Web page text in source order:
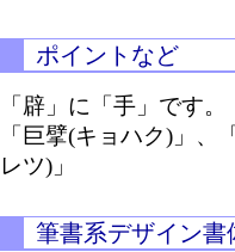
ポイントなど
「辟」に「手」です。
「巨擘(キョハク)」、
レツ)」
筆書系デザイン書